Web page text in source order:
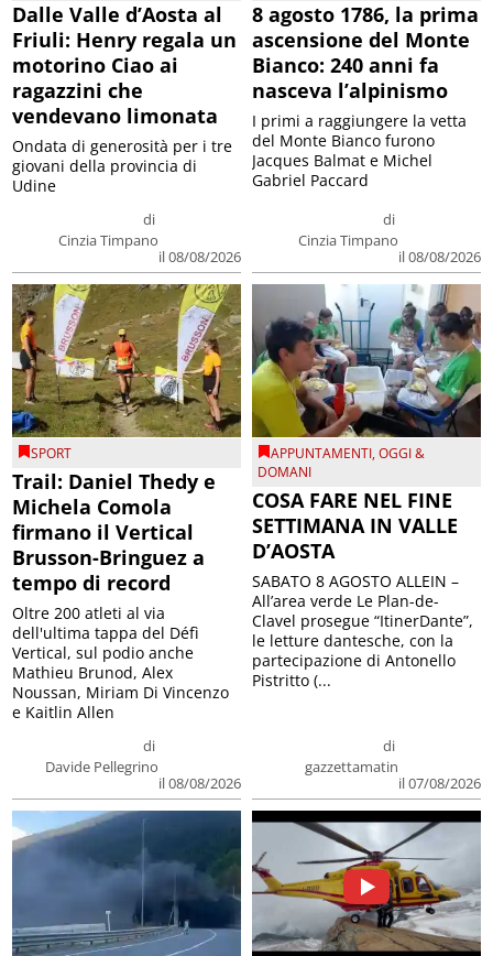
Dalle Valle d’Aosta al
Friuli: Henry regala un
motorino Ciao ai
ragazzini che
vendevano limonata
di
Cinzia Timpano
il 08/08/2026
Ondata di generosità per i tre
giovani della provincia di
Udine
8 agosto 1786, la prima
ascensione del Monte
Bianco: 240 anni fa
nasceva l’alpinismo
di
Cinzia Timpano
il 08/08/2026
I primi a raggiungere la vetta
del Monte Bianco furono
Jacques Balmat e Michel
Gabriel Paccard
SPORT
Trail: Daniel Thedy e
Michela Comola
firmano il Vertical
Brusson-Bringuez a
tempo di record
di
Davide Pellegrino
il 08/08/2026
Oltre 200 atleti al via
dell'ultima tappa del Défì
Vertical, sul podio anche
Mathieu Brunod, Alex
Noussan, Miriam Di Vincenzo
e Kaitlin Allen
APPUNTAMENTI,OGGI &
DOMANI
COSA FARE NEL FINE
SETTIMANA IN VALLE
D’AOSTA
di
gazzettamatin
il 07/08/2026
SABATO 8 AGOSTO ALLEIN –
All’area verde Le Plan-de-
Clavel prosegue “ItinerDante”,
le letture dantesche, con la
partecipazione di Antonello
Pistritto (...